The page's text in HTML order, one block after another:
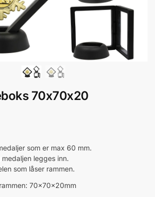
70x70x20
som er max 60 mm.
legges inn.
som låser rammen.
70x70x20mm